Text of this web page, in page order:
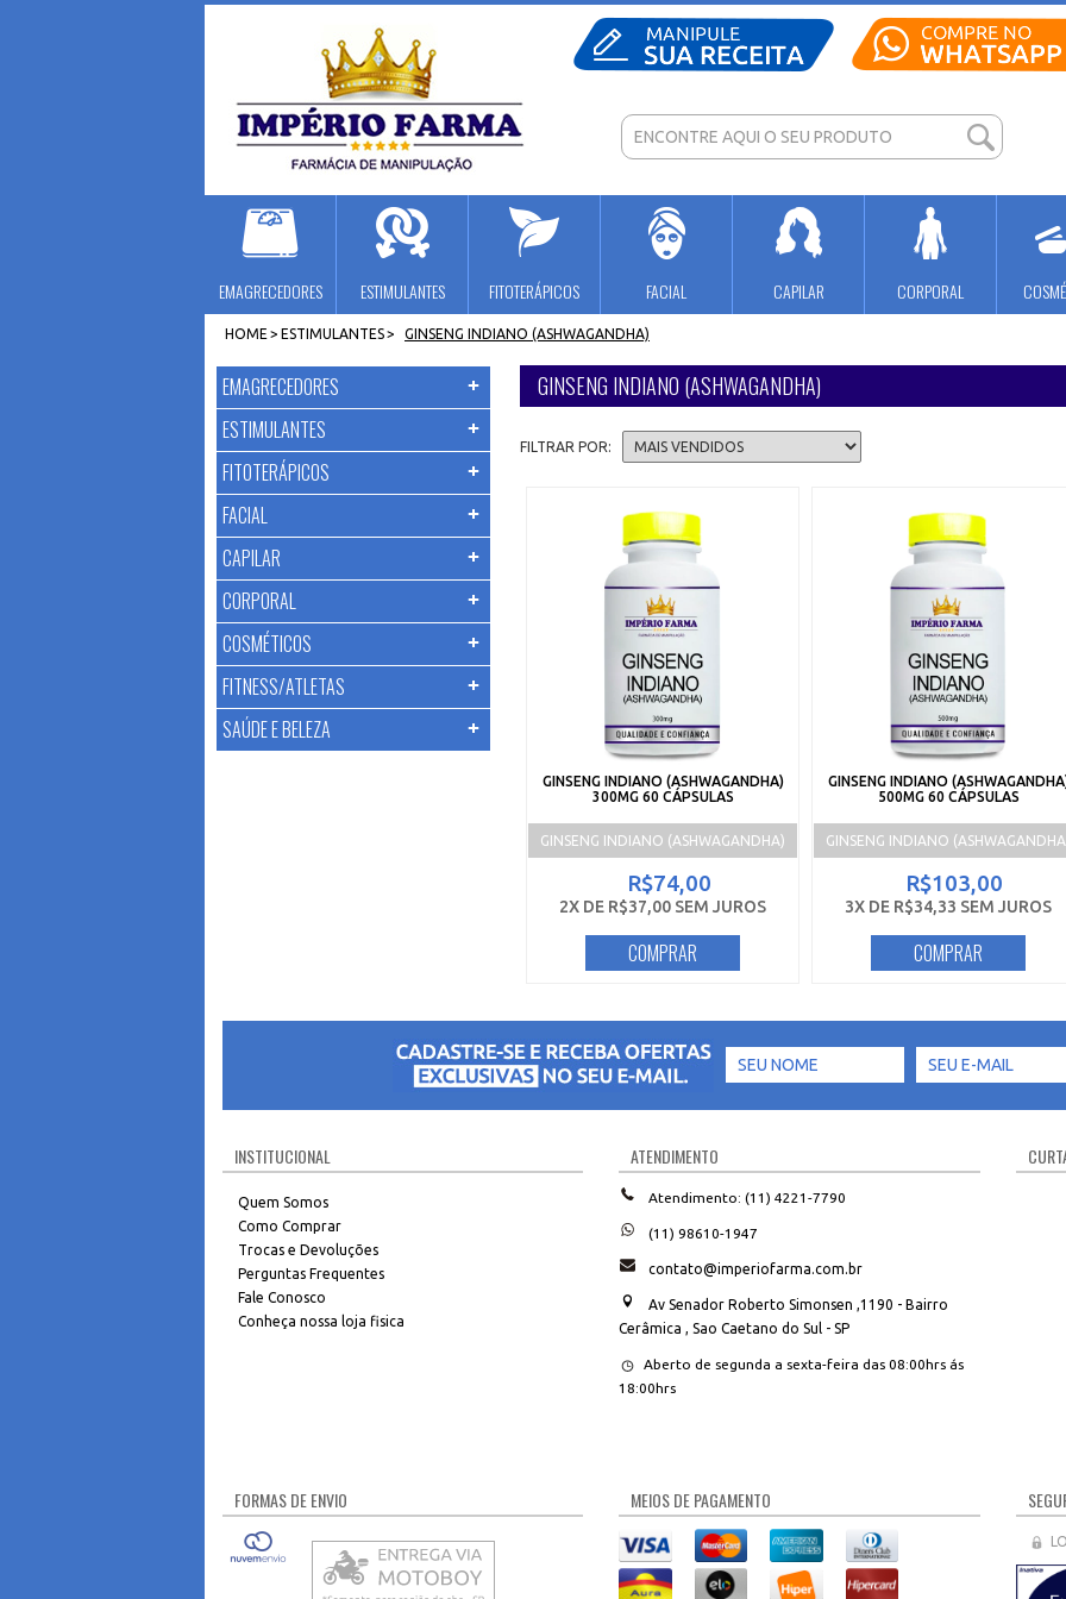
EMAGRECEDORES ESTIMULANTES FITOTERÁPICOS FACIAL CAPILAR CORPORAL
HOME > ESTIMULANTES> GINSENG INDIANO (ASHWAGANDHA)
EMAGRECEDORES
ESTIMULANTES
FITOTERÁPICOS
FACIAL
CAPILAR
CORPORAL
COSMÉTICOS
FITNESS/ATLETAS
SAÚDE E BELEZA
GINSENG INDIANO (ASHWAGANDHA)
FILTRAR POR:
GINSENG INDIANO (ASHWAGANDHA)
300MG 60 CÁPSULAS
GINSENG INDIANO (ASHWAGANDHA)
R$74,00
2X DE R$37,00 SEM JUROS
COMPRAR
GINSENG INDIANO
500MG 60 CÁPSULAS
GINSENG INDIANO
R$103,00
3X DE R$34,33 SEM JUROS
COMPRAR
INSTITUCIONAL
Quem Somos
Como Comprar
Trocas e Devoluções
Perguntas Frequentes
Fale Conosco
Conheça nossa loja fisica
ATENDIMENTO
Atendimento: (11) 4221-7790
(11) 98610-1947
contato@imperiofarma.com.br
Av Senador Roberto Simonsen ,1190 - Bairro
Cerâmica , Sao Caetano do Sul - SP
Aberto de segunda a sexta-feira das 08:00hrs ás
18:00hrs
FORMAS DE ENVIO MEIOS DE PAGAMENTO